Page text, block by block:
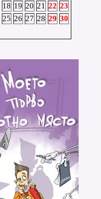
18 19 20 21 22 23
25 26 27 28 29 30